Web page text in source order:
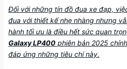
Đối với những tín đồ đua xe đạp,
đua với thiết kế nhẹ nhàng nhưng
hành tối ưu là điều hết sức quan
Galaxy LP400 phiên bản 2025
đáp ứng những tiêu chí này.